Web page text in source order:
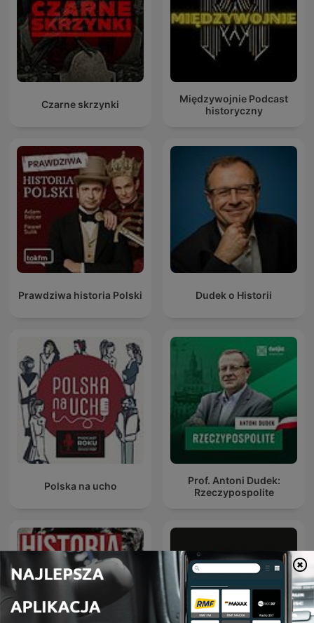
Czarne skrzynki
Międzywojnie Podcast
historyczny
Prawdziwa historia Polski Dudek o Historii
Polska na ucho
Prof. Antoni Dudek:
Rzeczypospolite